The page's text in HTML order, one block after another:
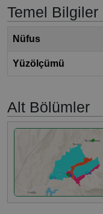
Temel Bilgiler
Nüfus
Yüzölçümü
Alt Bölümler